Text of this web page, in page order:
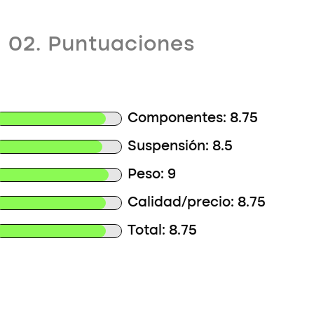
02. Puntuaciones
Componentes: 8.75
Suspensión: 8.5
Peso: 9
Calidad/precio: 8.75
Total: 8.75